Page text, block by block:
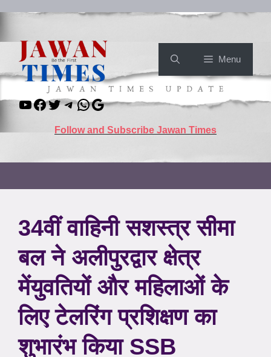
content
Menu
YouTube
Facebook
TwitterTelegram
WhatsApp
Google
Follow and Subscribe Jawan Times
34वीं वाहिनी सशस्त्र सीमा
बल ने अलीपुरद्वार क्षेत्र
मेंयुवतियों और महिलाओं के
लिए टेलरिंग प्रशिक्षण का
शुभारंभ किया SSB